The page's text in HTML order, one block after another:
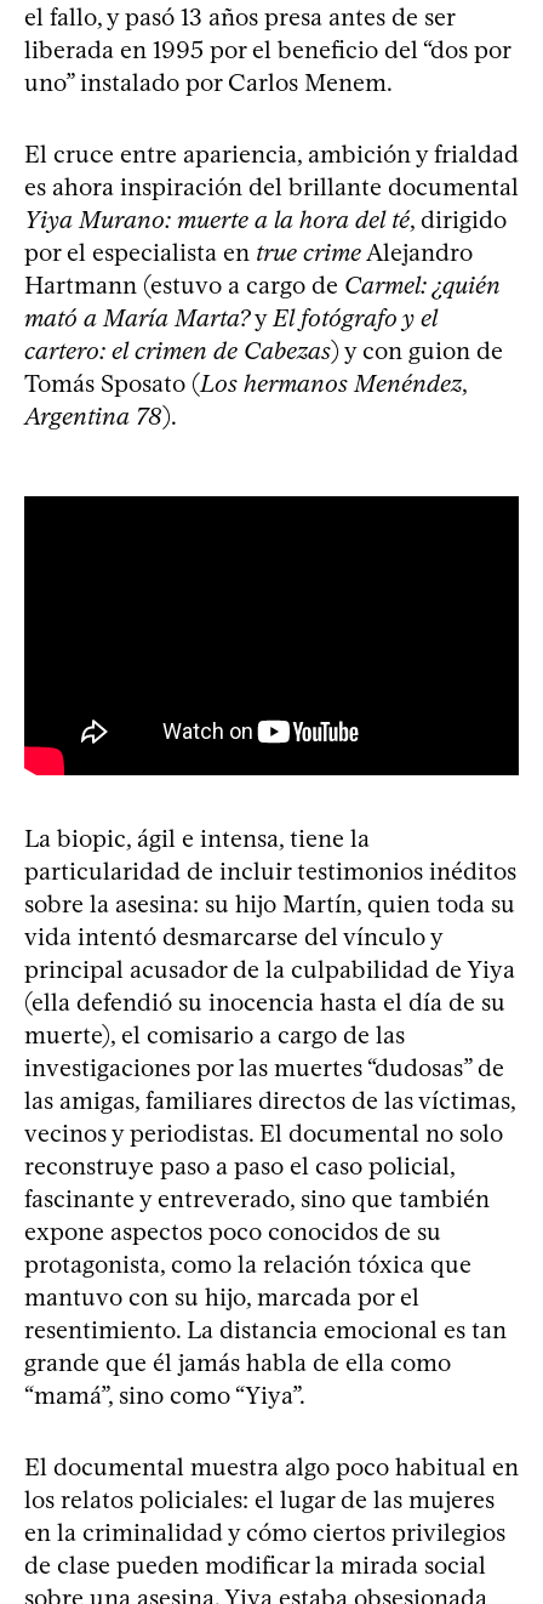
el fallo, y pasó 13 años presa antes de ser
liberada en 1995 por el beneficio del “dos por
uno” instalado por Carlos Menem.
El cruce entre apariencia, ambición y frialdad
es ahora inspiración del brillante documental
Yiya Murano: muerte a la hora del té, dirigido
por el especialista en true crime Alejandro
Hartmann (estuvo a cargo de Carmel: ¿quién
mató a María Marta?y El fotógrafo y el
cartero: el crimen de Cabezas) y con guion de
Tomás Sposato (Los hermanos Menéndez,
Argentina 78).
La biopic, ágil e intensa, tiene la
particularidad de incluir testimonios inéditos
sobre la asesina: su hijo Martín, quien toda su
vida intentó desmarcarse del vínculo y
principal acusador de la culpabilidad de Yiya
(ella defendió su inocencia hasta el día de su
muerte), el comisario a cargo de las
investigaciones por las muertes “dudosas” de
las amigas, familiares directos de las víctimas,
vecinos y periodistas. El documental no solo
reconstruye paso a paso el caso policial,
fascinante y entreverado, sino que también
expone aspectos poco conocidos de su
protagonista, como la relación tóxica que
mantuvo con su hijo, marcada por el
resentimiento. La distancia emocional es tan
grande que él jamás habla de ella como
“mamá”, sino como “Yiya”.
El documental muestra algo poco habitual en
los relatos policiales: el lugar de las mujeres
en la criminalidad y cómo ciertos privilegios
de clase pueden modificar la mirada social
sobre una asesina. Yiya estaba obsesionada